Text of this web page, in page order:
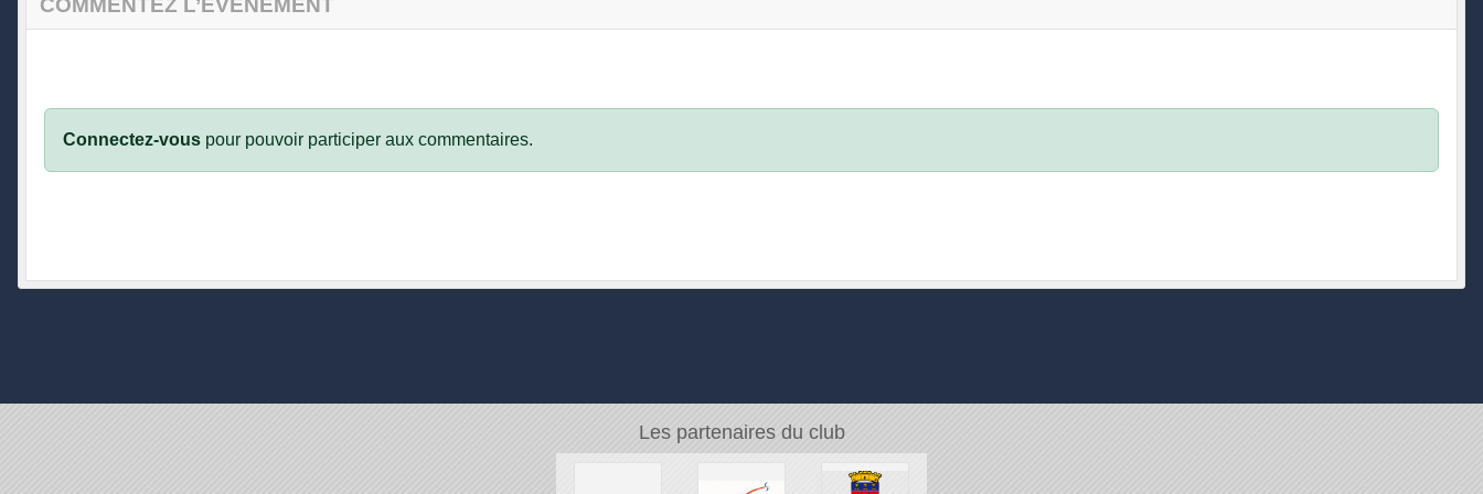
COMMENTEZ L’ÉVÈNEMENT
Connectez-vous pour pouvoir participer aux commentaires.
Les partenaires du club